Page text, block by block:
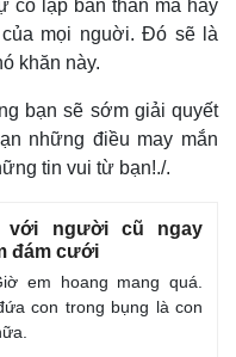
cô lập bản thân mà hãy
mọi nguời. Đó sẽ là
khăn này.
bạn sẽ sớm giải quyết
những điều may mắn
tin vui từ bạn!./.
với người cũ ngay
đám cưới
em hoang mang quá.
con trong bụng là con